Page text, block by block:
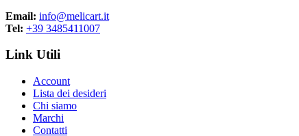
Email: info@melicart.it
Tel: +39 3485411007
Link Utili
Account
Lista dei desideri
Chi siamo
Marchi
Contatti